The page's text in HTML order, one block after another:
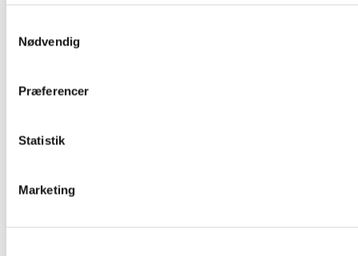
Nødvendig
Præferencer
Statistik
Marketing
Gymnasium | Lærere
naturen